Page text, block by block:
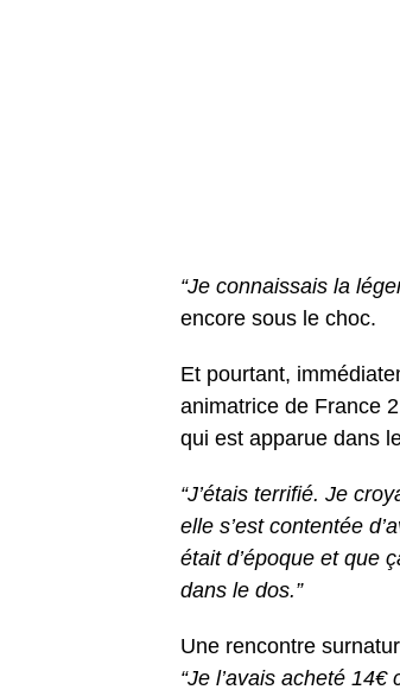
“Je connaissais la
encore sous le choc.
Et pourtant,
animatrice de France 2
qui est apparue dans
“J’étais terrifié. Je
elle s’est contentée
était d’époque et que
dans le dos.”
Une rencontre
“Je l’avais acheté